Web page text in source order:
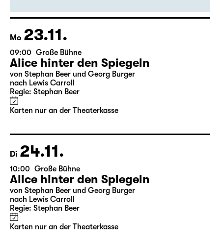
nach Lewis Carroll
Regie: Stephan Beer
Karten
Mo 23.11.
09:00 Große Bühne
Alice hinter den Spiegeln
von Stephan Beer und Georg Burger
Karten nur an der Theaterkasse
Di 24.11.
10:00 Große Bühne
Alice hinter den Spiegeln
von Stephan Beer und Georg Burger